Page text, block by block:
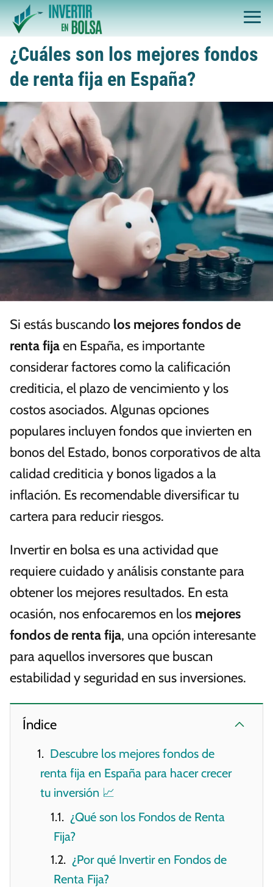
¿Cuáles son los mejores fondos
de renta fija en España?
Si estás buscando los mejores fondos de
renta fijaen España, es importante
considerar factores como la calificación
crediticia, el plazo de vencimiento y los
costos asociados. Algunas opciones
populares incluyen fondos que invierten en
bonos del Estado, bonos corporativos de alta
calidad crediticia y bonos ligados a la
inflación. Es recomendable diversificar tu
cartera para reducir riesgos.
Invertir en bolsa es una actividad que
requiere cuidado y análisis constante para
obtener los mejores resultados. En esta
ocasión, nos enfocaremos en los mejores
fondos de renta fija, una opción interesante
para aquellos inversores que buscan
estabilidad y seguridad en sus inversiones.
Índice
Descubre los mejores fondos de
renta fija en España para hacer crecer
tu inversión 📈
¿Qué son los Fondos de Renta
Fija?
¿Por qué Invertir en Fondos de
Renta Fija?